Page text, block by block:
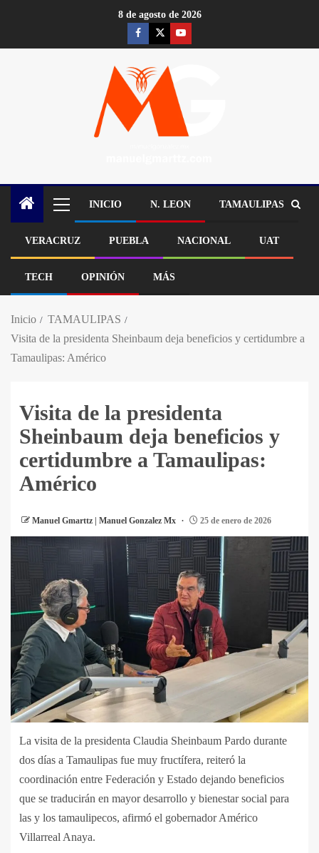
8 de agosto de 2026
INICIO N. LEON TAMAULIPAS
VERACRUZ PUEBLA NACIONAL UAT
TECH OPINIÓN MÁS
Inicio
TAMAULIPAS
Visita de la presidenta Sheinbaum deja beneficios y certidumbre a
Tamaulipas: Américo
Visita de la presidenta
Sheinbaum deja beneficios y
certidumbre a Tamaulipas:
Américo
Manuel Gmarttz | Manuel Gonzalez Mx 25 de enero de 2026
La visita de la presidenta Claudia Sheinbaum Pardo durante
dos días a Tamaulipas fue muy fructífera, reiteró la
coordinación entre Federación y Estado dejando beneficios
que se traducirán en mayor desarrollo y bienestar social para
las y los tamaulipecos, afirmó el gobernador Américo
Villarreal Anaya.